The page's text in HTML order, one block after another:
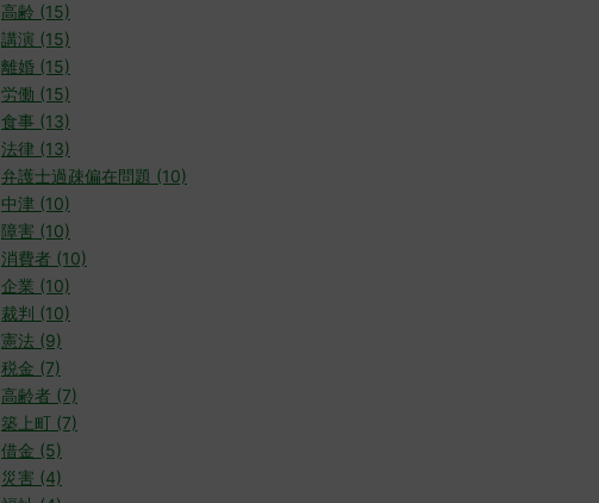
高齢 (15)
講演 (15)
離婚 (15)
労働 (15)
食事 (13)
法律 (13)
弁護士過疎偏在問題 (10)
中津 (10)
障害 (10)
消費者 (10)
企業 (10)
裁判 (10)
憲法 (9)
税金 (7)
高齢者 (7)
築上町 (7)
借金 (5)
災害 (4)